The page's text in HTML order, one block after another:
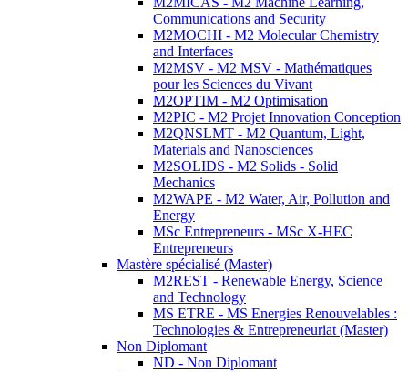
Communications and Security
M2MOCHI - M2 Molecular Chemistry
and Interfaces
M2MSV - M2 MSV - Mathématiques
pour les Sciences du Vivant
M2OPTIM - M2 Optimisation
M2PIC - M2 Projet Innovation Conception
M2QNSLMT - M2 Quantum, Light,
Materials and Nanosciences
M2SOLIDS - M2 Solids - Solid
Mechanics
M2WAPE - M2 Water, Air, Pollution and
Energy
MSc Entrepreneurs - MSc X-HEC
Entrepreneurs
Mastère spécialisé (Master)
M2REST - Renewable Energy, Science
and Technology
MS ETRE - MS Energies Renouvelables :
Technologies & Entrepreneuriat (Master)
Non Diplomant
ND - Non Diplomant